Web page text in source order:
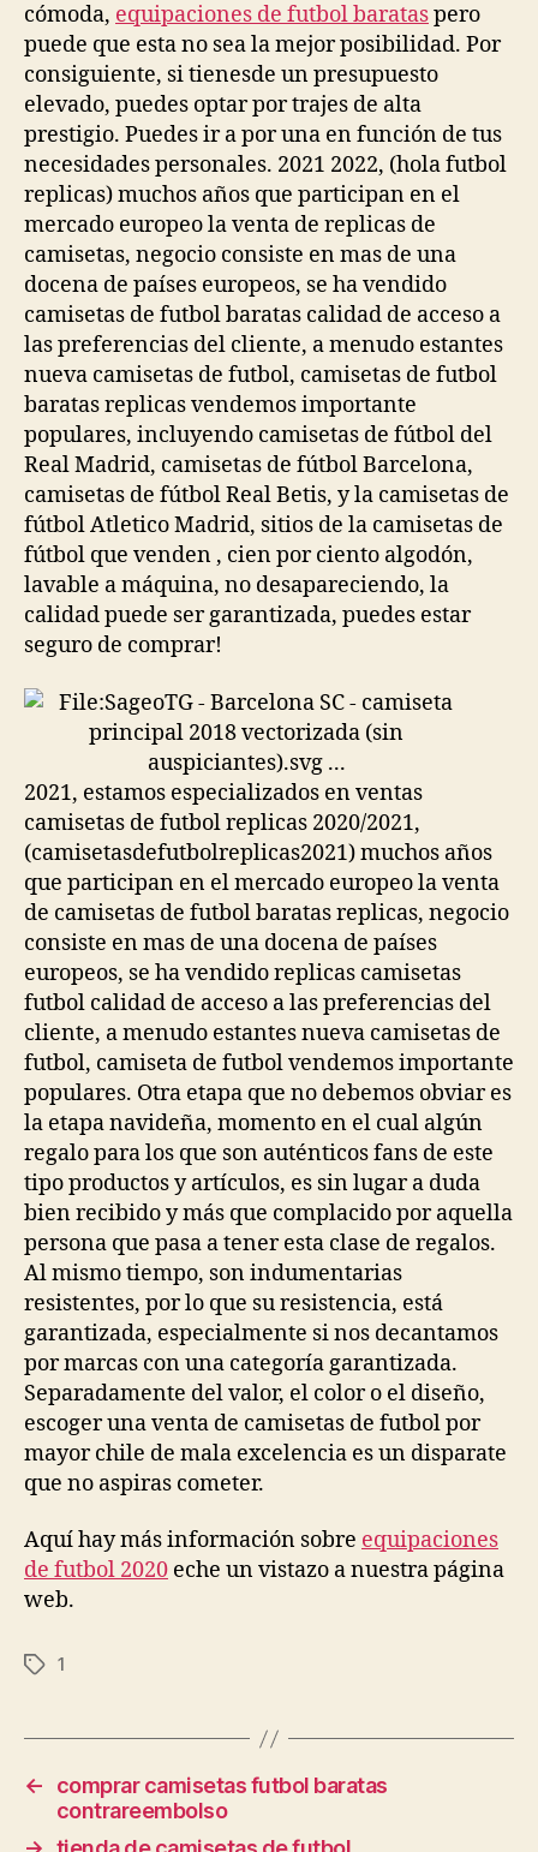
cómoda, equipaciones de futbol barataspero
puede que esta no sea la mejor posibilidad. Por
consiguiente, si tienesde un presupuesto
elevado, puedes optar por trajes de alta
prestigio. Puedes ir a por una en función de tus
necesidades personales. 2021 2022, (hola futbol
replicas) muchos años que participan en el
mercado europeo la venta de replicas de
camisetas, negocio consiste en mas de una
docena de países europeos, se ha vendido
camisetas de futbol baratas calidad de acceso a
las preferencias del cliente, a menudo estantes
nueva camisetas de futbol, camisetas de futbol
baratas replicas vendemos importante
populares, incluyendo camisetas de fútbol del
Real Madrid, camisetas de fútbol Barcelona,
camisetas de fútbol Real Betis, y la camisetas de
fútbol Atletico Madrid, sitios de la camisetas de
fútbol que venden , cien por ciento algodón,
lavable a máquina, no desapareciendo, la
calidad puede ser garantizada, puedes estar
seguro de comprar!
2021, estamos especializados en ventas
camisetas de futbol replicas 2020/2021,
(camisetasdefutbolreplicas2021) muchos años
que participan en el mercado europeo la venta
de camisetas de futbol baratas replicas, negocio
consiste en mas de una docena de países
europeos, se ha vendido replicas camisetas
futbol calidad de acceso a las preferencias del
cliente, a menudo estantes nueva camisetas de
futbol, camiseta de futbol vendemos importante
populares. Otra etapa que no debemos obviar es
la etapa navideña, momento en el cual algún
regalo para los que son auténticos fans de este
tipo productos y artículos, es sin lugar a duda
bien recibido y más que complacido por aquella
persona que pasa a tener esta clase de regalos.
Al mismo tiempo, son indumentarias
resistentes, por lo que su resistencia, está
garantizada, especialmente si nos decantamos
por marcas con una categoría garantizada.
Separadamente del valor, el color o el diseño,
escoger una venta de camisetas de futbol por
mayor chile de mala excelencia es un disparate
que no aspiras cometer.
Aquí hay más información sobre equipaciones
de futbol 2020 eche un vistazo a nuestra página
web.
Etiquetas
1
←
comprar camisetas futbol baratas
contrareembolso